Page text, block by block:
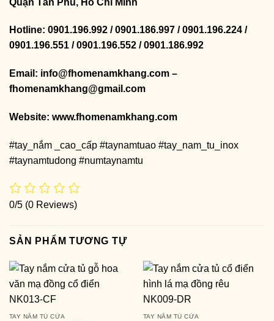
Hotline: 0901.196.992 / 0901.186.997 / 0901.196.224 /
0901.196.551 / 0901.196.552 / 0901.186.992
Email: info@fhomenamkhang.com –
fhomenamkhang@gmail.com
Website: www.fhomenamkhang.com
#tay_nắm _cao_cấp #taynamtuao #tay_nam_tu_inox
#taynamtudong #numtaynamtu
0/5 (0 Reviews)
SẢN PHẨM TƯƠNG TỰ
TAY NẮM TỦ CỬA TAY NẮM TỦ CỬA